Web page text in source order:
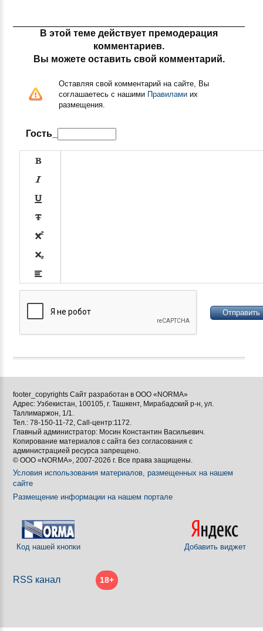
В этой теме действует премодерация
комментариев.
Вы можете оставить свой комментарий.
Оставляя свой комментарий на сайте, Вы
соглашаетесь с нашими Правилами их
размещения.
Гость_










[BBCODE]
footer_copyrights Сайт разработан в ООО «NORMA»
Адрес: Узбекистан, 100105, г. Ташкент, Мирабадский р-н, ул.
Таллимаржон, 1/1.
Тел.: 78-150-11-72, Call-центр:1172.
Главный администратор: Мосин Константин Васильевич.
Копирование материалов с сайта без согласования с
администрацией ресурса запрещено.
© ООО «NORMA», 2007-2026 г. Все права защищены.
Условия использования материалов, размещенных на нашем
сайте
Размещение информации на нашем портале
Код нашей кнопки Добавить виджет
RSS канал 18+